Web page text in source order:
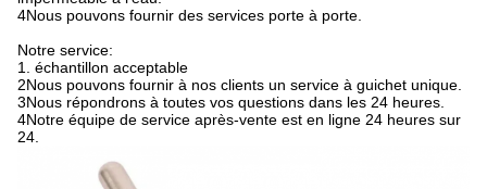
4Nous pouvons fournir des services porte à porte.
Notre service:
1. échantillon acceptable
2Nous pouvons fournir à nos clients un service à guichet unique.
3Nous répondrons à toutes vos questions dans les 24 heures.
4Notre équipe de service après-vente est en ligne 24 heures sur
24.